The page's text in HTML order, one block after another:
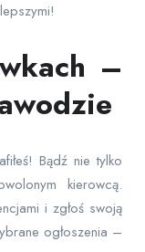
–
Bądź nie tylko
kierowcą.
i zgłoś swoją
ogłoszenia –